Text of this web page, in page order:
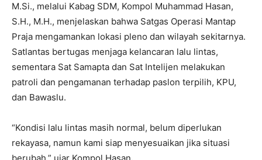
M.Si., melalui Kabag SDM, Kompol Muhammad Hasan,
S.H., M.H., menjelaskan bahwa Satgas Operasi Mantap
Praja mengamankan lokasi pleno dan wilayah sekitarnya.
Satlantas bertugas menjaga kelancaran lalu lintas,
sementara Sat Samapta dan Sat Intelijen melakukan
patroli dan pengamanan terhadap paslon terpilih, KPU,
dan Bawaslu.
“Kondisi lalu lintas masih normal, belum diperlukan
rekayasa, namun kami siap menyesuaikan jika situasi